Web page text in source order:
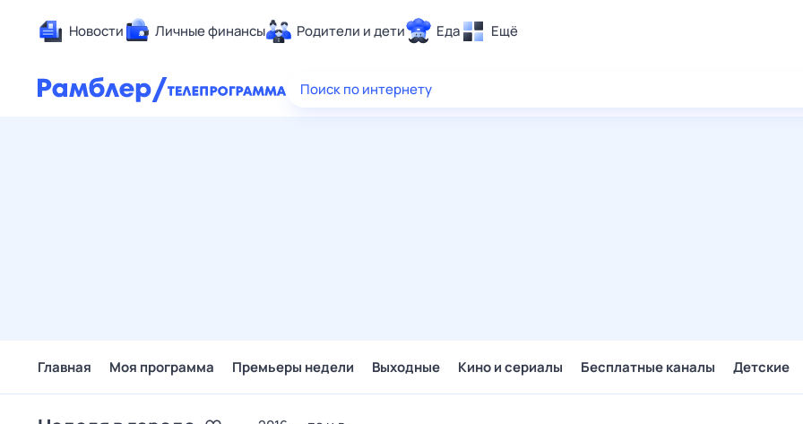
Новости Личные финансы Родители и дети Еда Ещё
Здоровье
Поиск по интернету
Главная Моя программа Премьеры недели Выходные Кино и сериалы Бесплатные каналы Детские